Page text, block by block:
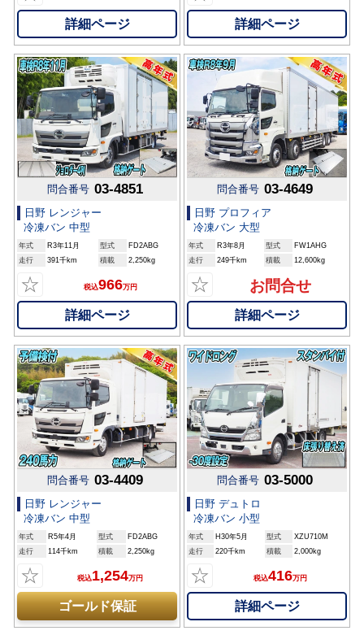
詳細ページ 詳細ページ
問合番号 03-4851
日野 レンジャー
冷凍バン 中型
年式 R3年11月 型式
FD2ABG
走行
391千km 積載 2,250kg
☆ 税込966万円
詳細ページ
問合番号 03-4649
日野 プロフィア
冷凍バン 大型
年式 R3年8月 型式
FW1AHG
走行
249千km 積載 12,600kg
☆ お問合せ
詳細ページ
問合番号 03-4409
日野 レンジャー
冷凍バン 中型
年式 R5年4月 型式
FD2ABG
走行
114千km 積載 2,250kg
☆ 税込1,254万円
ゴールド保証
問合番号 03-5000
日野 デュトロ
冷凍バン 小型
年式 H30年5月 型式
XZU710M
走行
220千km 積載 2,000kg
☆ 税込416万円
詳細ページ